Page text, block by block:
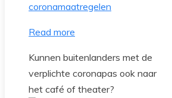
Read more
Kunnen buitenlanders met de
verplichte coronapas ook naar
het café of theater?